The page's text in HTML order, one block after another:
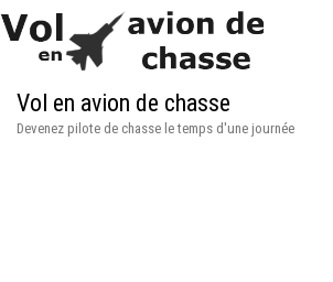
Vol en avion de chasse
Devenez pilote de chasse le temps d'une journée